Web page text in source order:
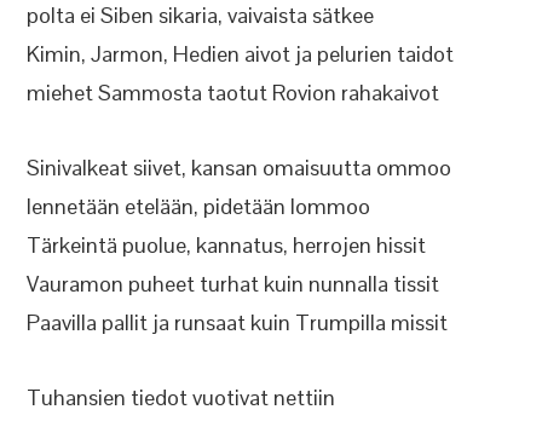
polta ei Siben sikaria, vaivaista sätkee
Kimin, Jarmon, Hedien aivot ja pelurien taidot
miehet Sammosta taotut Rovion rahakaivot
Sinivalkeat siivet, kansan omaisuutta ommoo
lennetään etelään, pidetään lommoo
Tärkeintä puolue, kannatus, herrojen hissit
Vauramon puheet turhat kuin nunnalla tissit
Paavilla pallit ja runsaat kuin Trumpilla missit
Tuhansien tiedot vuotivat nettiin